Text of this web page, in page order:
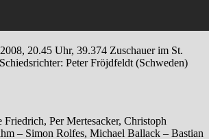
20.45 Uhr, 39.374 Zuschauer im St.
Peter Fröjdfeldt (Schweden)
Friedrich, Per Mertesacker, Christoph
– Simon Rolfes, Michael Ballack – Bastian